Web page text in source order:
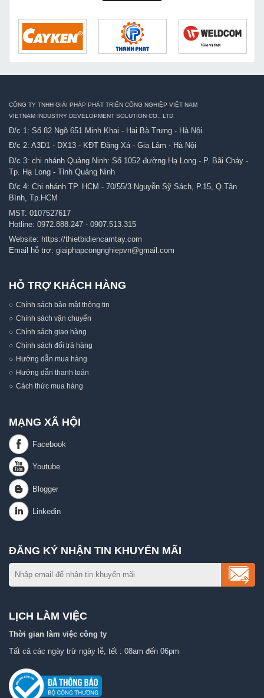
CÔNG TY TNHH GIẢI PHÁP PHÁT TRIỂN CÔNG NGHIỆP VIỆT NAM
VIETNAM INDUSTRY DEVELOPMENT SOLUTION CO., LTD
Đ/c 1: Số 82 Ngõ 651 Minh Khai - Hai Bà Trưng - Hà Nội.
Đ/c 2: A3D1 - DX13 - KĐT Đặng Xá - Gia Lâm - Hà Nội
Đ/c 3: chi nhánh Quảng Ninh: Số 1052 đường Hạ Long - P. Bãi Cháy -
Tp. Hạ Long - Tỉnh Quảng Ninh
Đ/c 4: Chi nhánh TP. HCM - 70/55/3 Nguyễn Sỹ Sách, P.15, Q.Tân
Bình, Tp.HCM
MST: 0107527617
Hotline: 0972.888.247 - 0907.513.315
Website: https://thietbidiencamtay.com
Email hỗ trợ: giaiphapcongnghiepvn@gmail.com
HỖ TRỢ KHÁCH HÀNG
Chính sách bảo mật thông tin
Chính sách vận chuyển
Chính sách giao hàng
Chính sách đổi trả hàng
Hướng dẫn mua hàng
Hướng dẫn thanh toán
Cách thức mua hàng
MẠNG XÃ HỘI
ĐĂNG KÝ NHẬN TIN KHUYẾN MÃI
LỊCH LÀM VIỆC
Thời gian làm việc công ty
Tất cả các ngày trừ ngày lễ, tết : 08am đến 06pm